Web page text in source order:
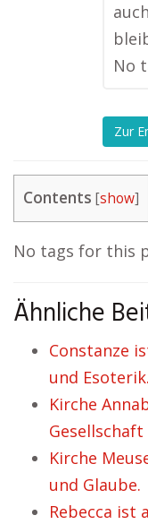
No
Zur
Contents [show]
No tags for this
Ähnliche
Constanze
und Esoterik.
Kirche
Kirche
und Glaube.
Rebecca ist